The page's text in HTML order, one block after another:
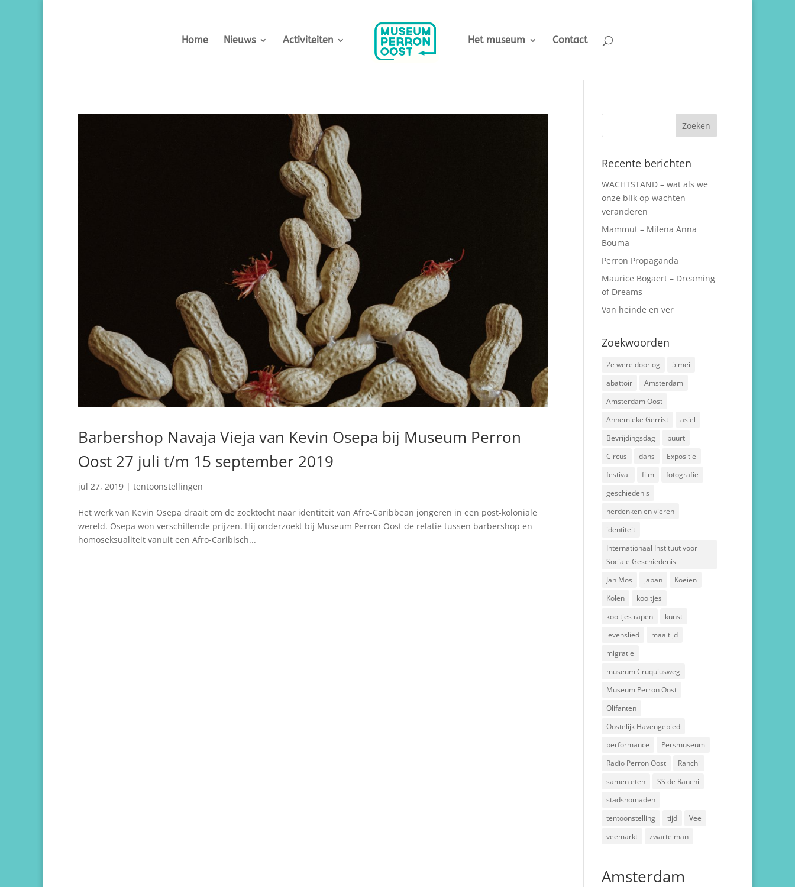
Home Nieuws Activiteiten Het museum Contact
Barbershop Navaja Vieja van Kevin Osepa bij Museum Perron
Oost 27 juli t/m 15 september 2019
jul 27, 2019 | tentoonstellingen
Het werk van Kevin Osepa draait om de zoektocht naar identiteit van Afro-Caribbean jongeren in een post-koloniale
wereld. Osepa won verschillende prijzen. Hij onderzoekt bij Museum Perron Oost de relatie tussen barbershop en
homoseksualiteit vanuit een Afro-Caribisch...
Recente berichten
WACHTSTAND – wat als we
onze blik op wachten
veranderen
Mammut – Milena Anna
Bouma
Perron Propaganda
Maurice Bogaert – Dreaming
of Dreams
Van heinde en ver
Zoekwoorden
2e wereldoorlog
5 mei
abattoir
Amsterdam
Amsterdam Oost
Annemieke Gerrist
asiel
Bevrijdingsdag
buurt
Circus
dans
Expositie
festival
film
fotografie
geschiedenis
herdenken en vieren
identiteit
Internationaal Instituut voor
Sociale Geschiedenis
Jan Mos
japan
Koeien
Kolen
kooltjes
kooltjes rapen
kunst
levenslied
maaltijd
migratie
museum Cruquiusweg
Museum Perron Oost
Olifanten
Oostelijk Havengebied
performance
Persmuseum
Radio Perron Oost
Ranchi
samen eten
SS de Ranchi
stadsnomaden
tentoonstelling
tijd
Vee
veemarkt
zwarte man
Amsterdam